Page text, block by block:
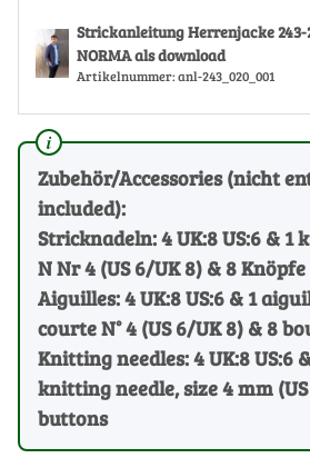
Strickanleitung Herrenjacke 243-
NORMA als download
Artikelnummer: anl-243_020_001
Zubehör/Accessories (nicht
included):
Stricknadeln: 4 UK:8 US:6 & 1
N Nr 4 (US 6/UK 8) & 8 Knöpfe
Aiguilles: 4 UK:8 US:6 & 1
courte N° 4 (US 6/UK 8) & 8
Knitting needles: 4 UK:8 US:6
knitting needle, size 4 mm
buttons